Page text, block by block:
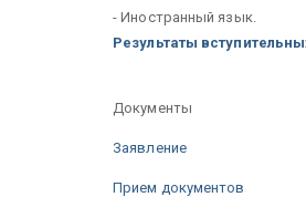
- Иностранный язык.
Результаты
Документы
Заявление
Прием документов